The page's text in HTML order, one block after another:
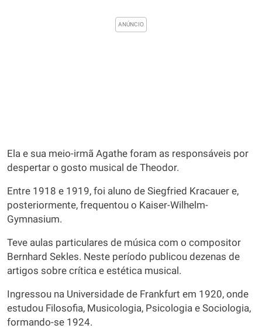
Ela e sua meio-irmã Agathe foram as responsáveis por
despertar o gosto musical de Theodor.
Entre 1918 e 1919, foi aluno de Siegfried Kracauer e,
posteriormente, frequentou o Kaiser-Wilhelm-
Gymnasium.
Teve aulas particulares de música com o compositor
Bernhard Sekles. Neste período publicou dezenas de
artigos sobre crítica e estética musical.
Ingressou na Universidade de Frankfurt em 1920, onde
estudou Filosofia, Musicologia, Psicologia e Sociologia,
formando-se 1924.